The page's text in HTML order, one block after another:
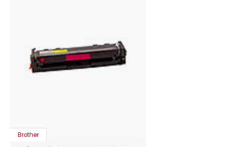
Brother